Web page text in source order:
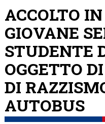
ACCOLTO
GIOVANE
STUDENTE
OGGETTO
DI
AUTOBUS